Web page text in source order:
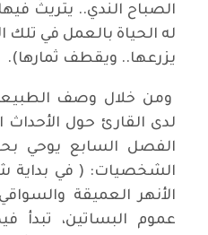
الصباح الندي.. يتريثُ
له الحياة بالعمل في تلك
يزرعها.. ويقطف ثمارها).
ومن خلال وصف
لدى القارئ حول الأحداث
الفصل السابع يوحي
الشخصيات: ( في بداية
الأنهر العميقة
عموم البساتين، تبدأ